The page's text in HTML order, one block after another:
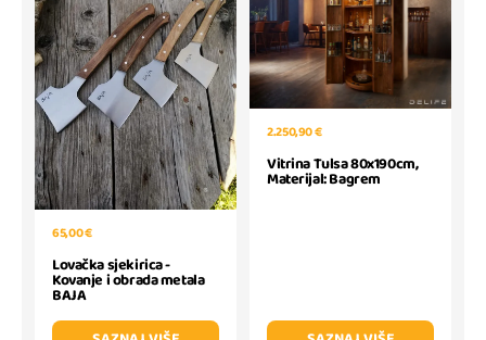
65,00 €
Lovačka sjekirica -
Kovanje i obrada metala
BAJA
2.250,90 €
Vitrina Tulsa 80x190cm,
Materijal: Bagrem